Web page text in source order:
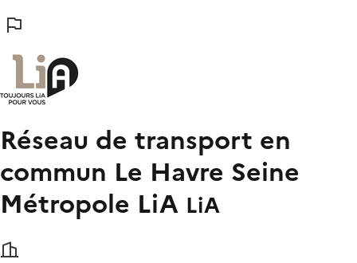
Réseau de transport en
commun Le Havre Seine
Métropole LiA LiA